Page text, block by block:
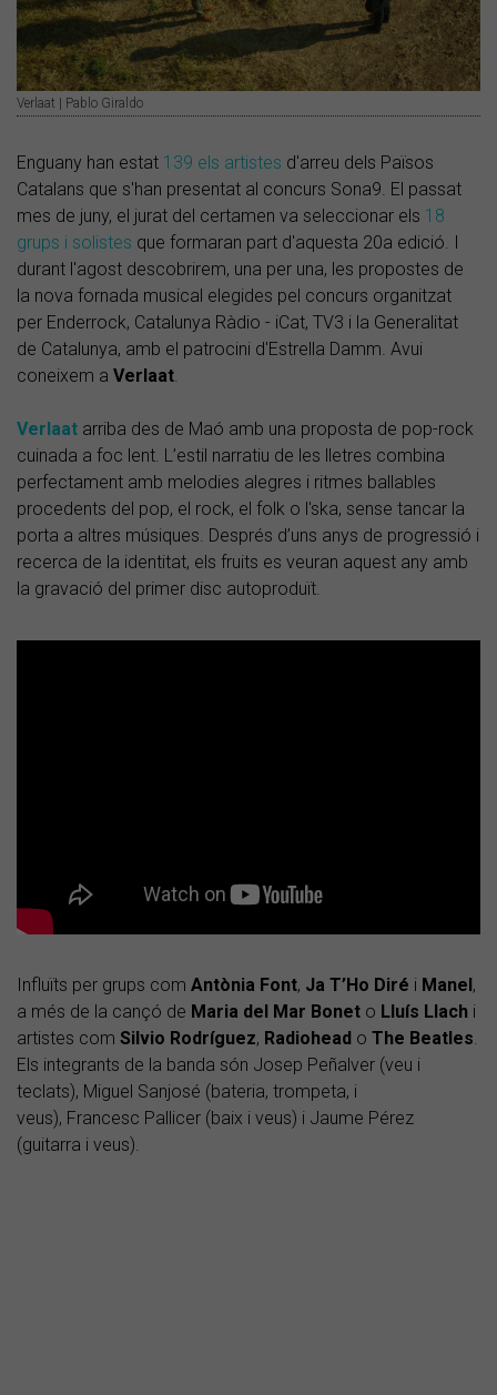
Verlaat | Pablo Giraldo
Enguany han estat 139 els artistes d'arreu dels Països
Catalans que s'han presentat al concurs Sona9. El passat
mes de juny, el jurat del certamen va seleccionar els 18
grups i solistes que formaran part d'aquesta 20a edició. I
durant l'agost descobrirem, una per una, les propostes de
la nova fornada musical elegides pel concurs organitzat
per Enderrock, Catalunya Ràdio - iCat, TV3 i la Generalitat
de Catalunya, amb el patrocini d'Estrella Damm. Avui
coneixem a Verlaat.
Verlaat arriba des de Maó amb una proposta de pop-rock
cuinada a foc lent. L’estil narratiu de les lletres combina
perfectament amb melodies alegres i ritmes ballables
procedents del pop, el rock, el folk o l'ska, sense tancar la
porta a altres músiques. Després d’uns anys de progressió i
recerca de la identitat, els fruits es veuran aquest any amb
la gravació del primer disc autoproduït.
Influïts per grups com Antònia Font, Ja T’Ho Diré i Manel ,
a més de la cançó de Maria del Mar Bonet o Lluís Llach i
artistes com Silvio Rodríguez, Radiohead o The Beatles.
Els integrants de la banda són Josep Peñalver (veu i
teclats), Miguel Sanjosé (bateria, trompeta, i
veus), Francesc Pallicer (baix i veus) i Jaume Pérez
(guitarra i veus).